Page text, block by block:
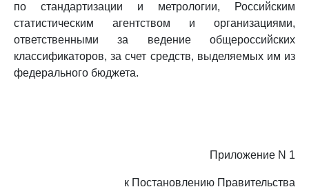
по стандартизации и метрологии, Российским
статистическим агентством и организациями,
ответственными за ведение общероссийских
классификаторов, за счет средств, выделяемых им из
федерального бюджета.
Приложение N 1
к Постановлению Правительства